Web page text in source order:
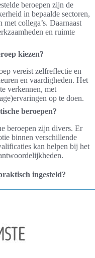
beroepen zijn de
in bepaalde sectoren,
collega’s. Daarnaast
en ruimte
kiezen?
vereist zelfreflectie en
en vaardigheden. Het
verkennen, met
op te doen.
beroepen?
beroepen zijn divers. Er
binnen verschillende
kan helpen bij het
ingesteld?